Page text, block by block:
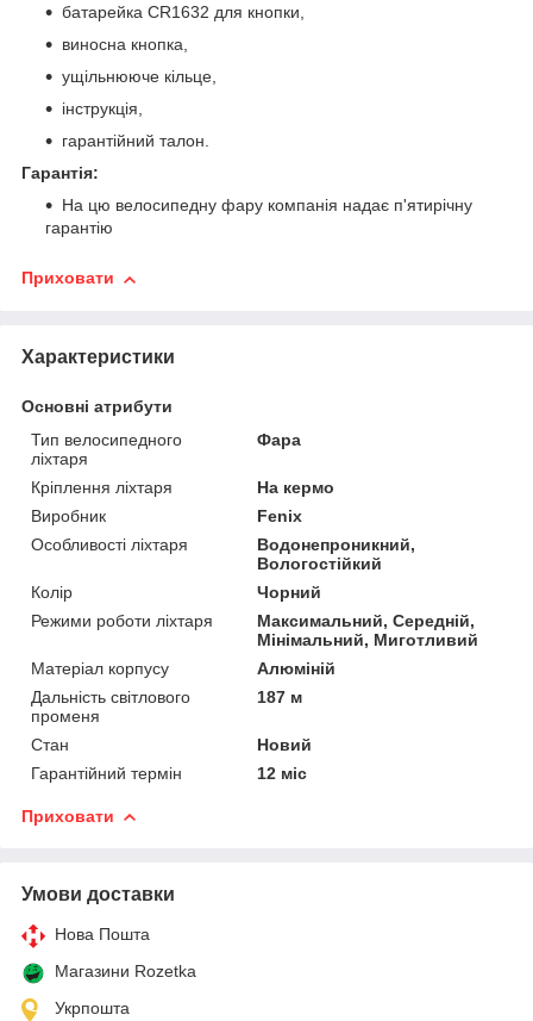
батарейка CR1632 для кнопки,
виносна кнопка,
ущільнююче кільце,
інструкція,
гарантійний талон.
Гарантія:
На цю велосипедну фару компанія надає п'ятирічну
гарантію
Приховати
Характеристики
Основні атрибути
Тип велосипедного
ліхтаря
Фара
Кріплення ліхтаря
На кермо
Виробник
Fenix
Особливості ліхтаря
Водонепроникний,
Вологостійкий
Колір
Чорний
Режими роботи ліхтаря
Максимальний, Середній,
Мінімальний, Миготливий
Матеріал корпусу
Алюміній
Дальність світлового
променя
187 м
Стан
Новий
Гарантійний термін
12 міс
Приховати
Умови доставки
Нова Пошта
Магазини Rozetka
Укрпошта